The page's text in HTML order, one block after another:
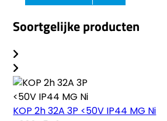
Soortgelijke producten
KOP 2h 32A 3P <50V IP44 MG Ni